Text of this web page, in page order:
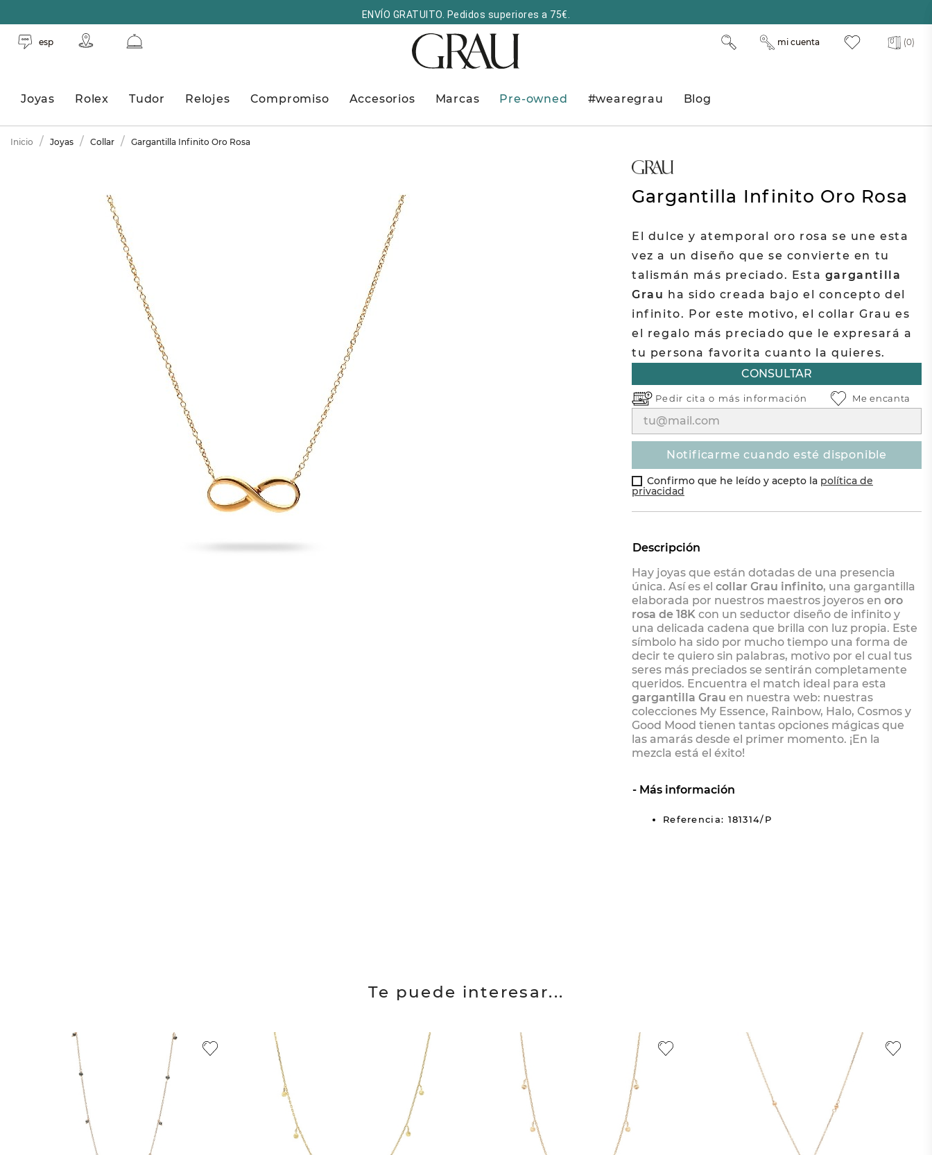
ENVÍO GRATUITO. Pedidos superiores a 75€.
esp (0)
mi cuenta
Joyas Rolex Tudor Relojes Compromiso Accesorios Marcas Pre-owned #wearegrau Blog
Inicio Joyas Collar Gargantilla Infinito Oro Rosa
Gargantilla Infinito Oro Rosa
El dulce y atemporal oro rosa se une esta
vez a un diseño que se convierte en tu
talismán más preciado. Esta gargantilla
Grau ha sido creada bajo el concepto del
infinito. Por este motivo, el collar Grau es
el regalo más preciado que le expresará a
tu persona favorita cuanto la quieres.
CONSULTAR
Pedir cita o más información
notificarme cuando esté disponible
Confirmo que he leído y acepto la política de
privacidad
Me encanta
Descripción
Hay joyas que están dotadas de una presencia
única. Así es el collar Grau infinito, una gargantilla
elaborada por nuestros maestros joyeros en oro
rosa de 18K con un seductor diseño de infinito y
una delicada cadena que brilla con luz propia. Este
símbolo ha sido por mucho tiempo una forma de
decir te quiero sin palabras, motivo por el cual tus
seres más preciados se sentirán completamente
queridos. Encuentra el match ideal para esta
gargantilla Grau en nuestra web: nuestras
colecciones My Essence, Rainbow, Halo, Cosmos y
Good Mood tienen tantas opciones mágicas que
las amarás desde el primer momento. ¡En la
mezcla está el éxito!
Más información
Referencia: 181314/P
Te puede interesar...